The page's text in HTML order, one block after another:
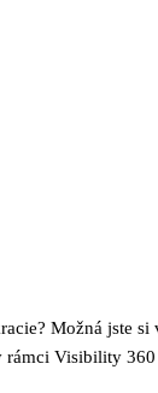
Možná jste
Visibility